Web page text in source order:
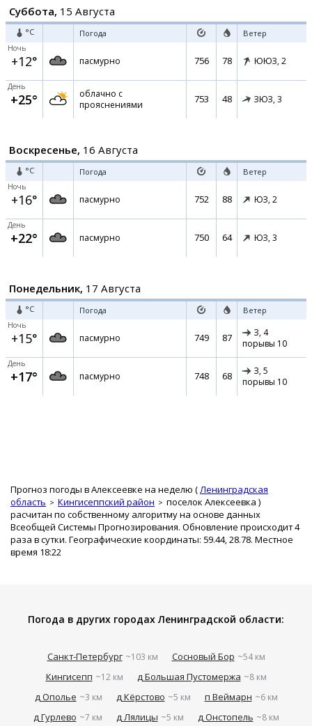
Суббота, 15 Августа
°C Погода Ветер
Ночь
+12° пасмурно 756 78 ЮЮЗ, 2
День
+25°
облачно с
прояснениями
753 48 ЗЮЗ, 3
Воскресенье, 16 Августа
°C Погода Ветер
Ночь
+16° пасмурно 752 88 ЮЗ, 2
День
+22° пасмурно 750 64 ЮЗ, 3
Понедельник, 17 Августа
°C Погода Ветер
Ночь
+15° пасмурно 749 87 З, 4
порывы 10
День
+17° пасмурно 748 68 З, 5
порывы 10
Прогноз погоды в Алексеевке на неделю (Ленинградская
область
Кингисеппский район поселок Алексеевка )
расчитан по собственному алгоритму на основе данных
Всеобщей Системы Прогнозирования. Обновление происходит 4
раза в сутки. Географические координаты: 59.44, 28.78. Местное
время 18:22
Погода в других городах Ленинградской области:
Санкт-Петербург ~103 км Сосновый Бор ~54 км
Кингисепп ~12 км д Большая Пустомержа ~8 км
д Ополье ~3 км д Кёрстово ~5 км п Веймарн ~6 км
д Гурлево ~7 км д Лялицы ~5 км д Онстопель ~8 км